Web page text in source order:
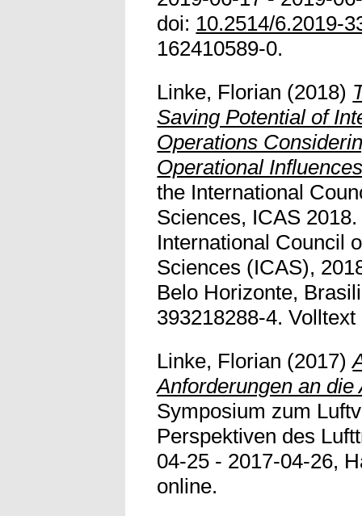
doi: 10.2514/6.2019-
162410589-0.
Linke, Florian (2018)
Saving Potential of
Operations
Operational
the International
Sciences, ICAS
International Council
Sciences (ICAS),
Belo Horizonte,
393218288-4.
Linke, Florian (2017)
Anforderungen an
Symposium zum
Perspektiven des
04-25 - 2017-04-26,
online.